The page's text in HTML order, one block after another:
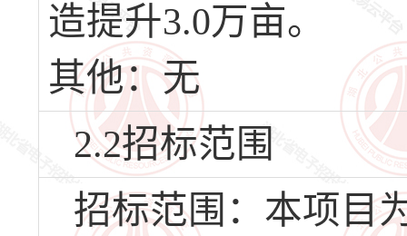
造提升3.0万亩。
其他：无
2.2招标范围
招标范围：本项目